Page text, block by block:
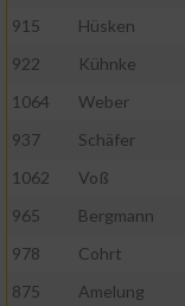
915
Hüsken
922
Kühnke
1064
Weber
937
Schäfer
1062
Voß
965
Bergmann
978
Cohrt
875
Amelung